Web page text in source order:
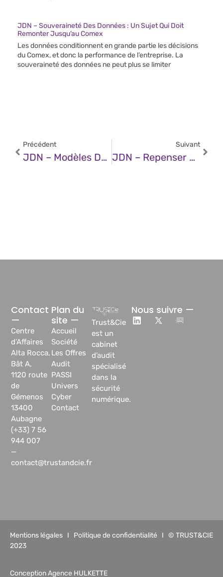
JDN – Souveraineté Des Données : Un Sujet Qui Doit
Remonter Jusqu’au Comex
Les données conditionnent en grande partie les décisions
du Comex, et donc la performance de l’entreprise. La
souveraineté des données ne peut plus se limiter
Précédent
JDN – Modèles De Langage : Quelles Alternatives Aux Transformers
Suivant
JDN – Repenser La Souveraineté Numérique En Europe, La Clé D’une Cybersécurité Améliorée
Trust&Cie
est un
cabinet
d’audit
spécialisé
dans la
sécurité
numérique.
Plan du
site —
Accueil
Société
Les Offres
Audit
PASSI
Univers
Cyber
Contact
Contact
—
Centre
d’Affaires
Alta Rocca,
Bât A,
1120 route
de
Gémenos
13400
Aubagne
(+33) 7 56
944 007
—
contact@trustandcie.fr
Nous suivre —
Mentions légales I Politique de confidentialité I © TRUST&CIE
2023
Conception Agence HULKETTE